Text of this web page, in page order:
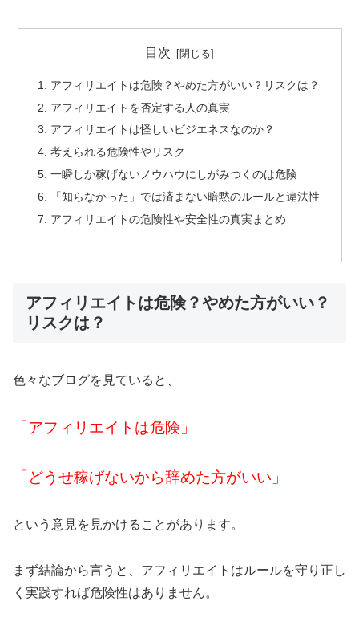
目次
アフィリエイトは危険？やめた方がいい？リスクは？
アフィリエイトを否定する人の真実
アフィリエイトは怪しいビジエネスなのか？
考えられる危険性やリスク
一瞬しか稼げないノウハウにしがみつくのは危険
「知らなかった」では済まない暗黙のルールと違法性
アフィリエイトの危険性や安全性の真実まとめ
アフィリエイトは危険？やめた方がいい？
リスクは？
色々なブログを見ていると、
「アフィリエイトは危険」
「どうせ稼げないから辞めた方がいい」
という意見を見かけることがあります。
まず結論から言うと、アフィリエイトはルールを守り正し
く実践すれば危険性はありません。